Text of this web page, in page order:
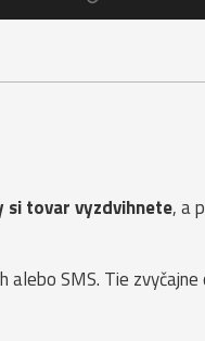
si tovar vyzdvihnete, a
SMS. Tie zvyčajne